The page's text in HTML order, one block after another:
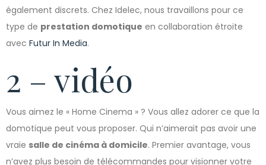
également discrets. Chez Idelec, nous travaillons pour ce
type de prestation domotique en collaboration étroite
avec Futur In Media.
2 – vidéo
Vous aimez le « Home Cinema » ? Vous allez adorer ce que la
domotique peut vous proposer. Qui n’aimerait pas avoir une
vraie salle de cinéma à domicile. Premier avantage, vous
n’avez plus besoin de télécommandes pour visionner votre